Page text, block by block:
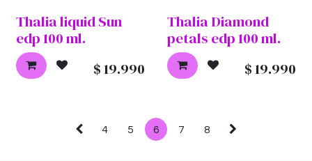
Thalia liquid Sun
edp 100 ml.
$19.990
Thalia Diamond
petals edp 100 ml.
$19.990
4 5 6 7 8